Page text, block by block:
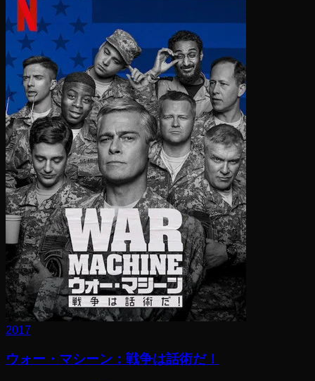
2017
ウォー・マシーン：戦争は話術だ！